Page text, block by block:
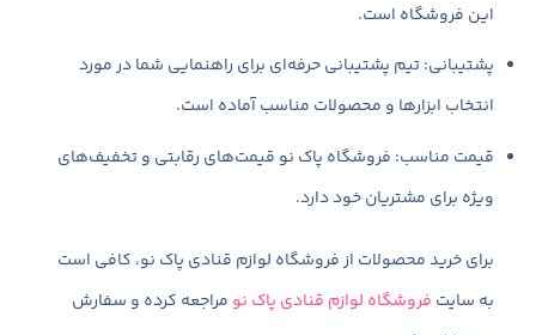
این فروشگاه است.
پشتیبانی: تیم پشتیبانی حرفه‌ای برای راهنمایی شما در مورد
انتخاب ابزارها و محصولات مناسب آماده است.
قیمت مناسب: فروشگاه پاک نو قیمت‌های رقابتی و تخفیف‌های
ویژه برای مشتریان خود دارد.
برای خرید محصولات از فروشگاه لوازم قنادی پاک نو، کافی است
به سایت فروشگاه لوازم قنادی پاک نو مراجعه کرده و سفارش